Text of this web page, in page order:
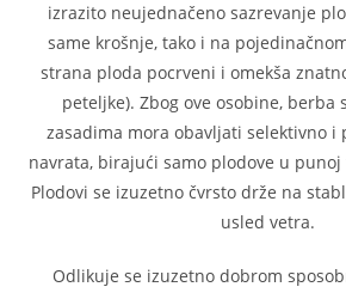
izrazito neujednačeno sazrevanje
same krošnje, tako i na
strana ploda pocrveni i omekša
peteljke). Zbog ove osobine, berba
zasadima mora obavljati selektivno i
navrata, birajući samo plodove u
Plodovi se izuzetno čvrsto drže na
usled vetra.
Odlikuje se izuzetno dobrom